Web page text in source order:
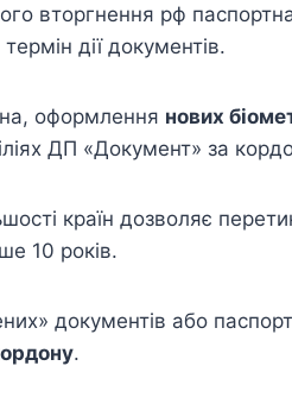
вторгнення рф
дії документів.
оформлення нових
ДП «Документ» за
країн дозволяє
10 років.
документів або
.